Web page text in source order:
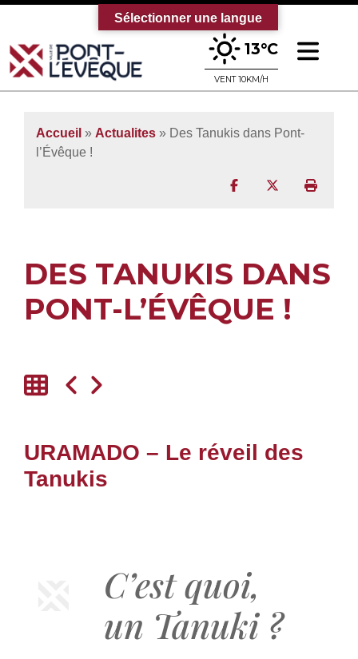
Bienvenue sur le site officiel de la
13°C
VENT 10KM/H
Accueil » Actualites » Des Tanukis dans Pont-
l’Évêque !
Partager surPartager sur
DES TANUKIS DANS
PONT-L’ÉVÊQUE !
URAMADO – Le réveil des
Tanukis
C’est quoi,
un Tanuki ?
Sélectionner une langue